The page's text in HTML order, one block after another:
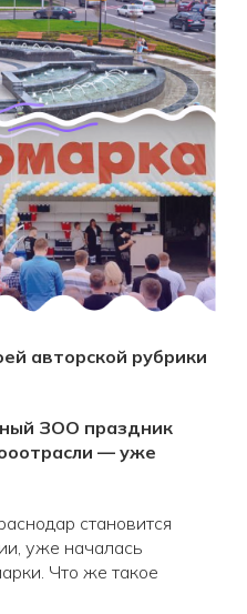
авторской рубрики
ЗОО праздник
— уже
становится
уже началась
Что же такое